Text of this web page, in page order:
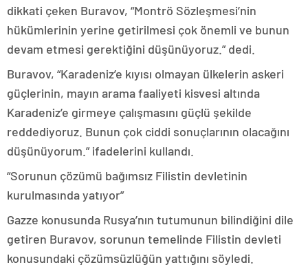
dikkati çeken Buravov, “Montrö Sözleşmesi’nin
hükümlerinin yerine getirilmesi çok önemli ve bunun
devam etmesi gerektiğini düşünüyoruz.” dedi.
Buravov, “Karadeniz’e kıyısı olmayan ülkelerin askeri
güçlerinin, mayın arama faaliyeti kisvesi altında
Karadeniz’e girmeye çalışmasını güçlü şekilde
reddediyoruz. Bunun çok ciddi sonuçlarının olacağını
düşünüyorum.” ifadelerini kullandı.
“Sorunun çözümü bağımsız Filistin devletinin
kurulmasında yatıyor”
Gazze konusunda Rusya’nın tutumunun bilindiğini dile
getiren Buravov, sorunun temelinde Filistin devleti
konusundaki çözümsüzlüğün yattığını söyledi.